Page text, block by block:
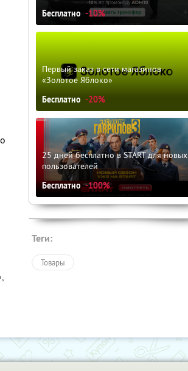
Бесплатно -10%
Первый заказ в сети магазинов
«Золотое Яблоко»
Бесплатно -20%
25 дней бесплатно в START для новых
пользователей
Бесплатно -100%
Теги:
Товары